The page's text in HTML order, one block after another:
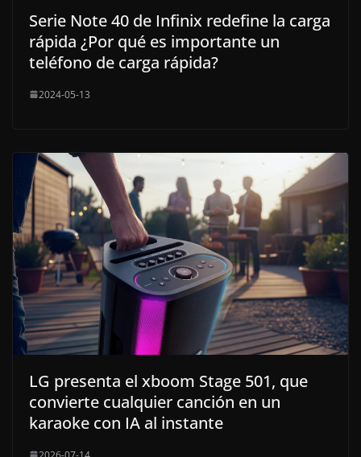
Serie Note 40 de Infinix redefine la carga
rápida ¿Por qué es importante un
teléfono de carga rápida?
2024-05-13
LG presenta el xboom Stage 501, que
convierte cualquier canción en un
karaoke con IA al instante